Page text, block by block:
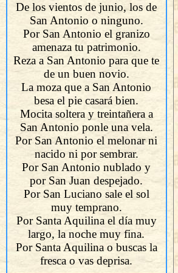
De los vientos de junio, los de
San Antonio o ninguno.
Por San Antonio el granizo
amenaza tu patrimonio.
Reza a San Antonio para que te
de un buen novio.
La moza que a San Antonio
besa el pie casará bien.
Mocita soltera y treintañera a
San Antonio ponle una vela.
Por San Antonio el melonar ni
nacido ni por sembrar.
Por San Antonio nublado y
por San Juan despejado.
Por San Luciano sale el sol
muy temprano.
Por Santa Aquilina el día muy
largo, la noche muy fina.
Por Santa Aquilina o buscas la
fresca o vas deprisa.